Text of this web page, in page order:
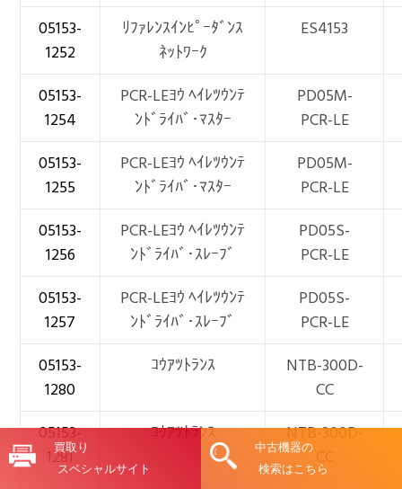
05153-
1252
ﾘﾌｧﾚﾝｽｲﾝﾋﾟｰﾀﾞﾝｽ
ﾈｯﾄﾜｰｸ
ES4153
05153-
1254
PCR-LEﾖｳ ﾍｲﾚﾂｳﾝﾃ
ﾝﾄﾞﾗｲﾊﾞ･ﾏｽﾀｰ
PD05M-
PCR-LE
05153-
1255
PCR-LEﾖｳ ﾍｲﾚﾂｳﾝﾃ
ﾝﾄﾞﾗｲﾊﾞ･ﾏｽﾀｰ
PD05M-
PCR-LE
05153-
1256
PCR-LEﾖｳ ﾍｲﾚﾂｳﾝﾃ
ﾝﾄﾞﾗｲﾊﾞ･ｽﾚｰﾌﾞ
PD05S-
PCR-LE
05153-
1257
PCR-LEﾖｳ ﾍｲﾚﾂｳﾝﾃ
ﾝﾄﾞﾗｲﾊﾞ･ｽﾚｰﾌﾞ
PD05S-
PCR-LE
05153-
1280
ｺｳｱﾂﾄﾗﾝｽ
NTB-300D-
CC
05153-
1281
ｺｳｱﾂﾄﾗﾝｽ
NTB-300D-
CC
買取り
スペシャルサイト
中古機器の
検索はこちら